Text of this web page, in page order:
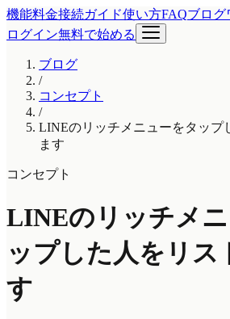
機能料金接続ガイド使い方FAQブログ
ログイン無料で始める
ブログ
/
コンセプト
/
LINEのリッチメニューをタップ
ます
コンセプト
LINEのリッチメ
ップした人をリス
す